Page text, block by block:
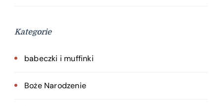
Kategorie
babeczki i muffinki
Boże Narodzenie